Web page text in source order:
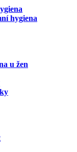
hygiena
u žen